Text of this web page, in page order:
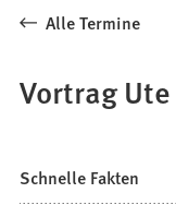
Studiengänge,
Bewerbung
Alle Termine
Vortrag
Schnelle Fakten